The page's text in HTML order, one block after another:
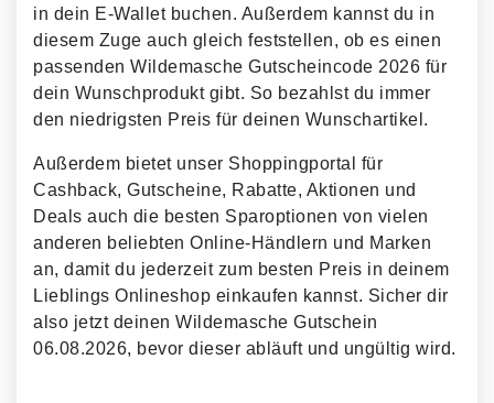
in dein E-Wallet buchen. Außerdem kannst du in
diesem Zuge auch gleich feststellen, ob es einen
passenden Wildemasche Gutscheincode 2026 für
dein Wunschprodukt gibt. So bezahlst du immer
den niedrigsten Preis für deinen Wunschartikel.
Außerdem bietet unser Shoppingportal für
Cashback, Gutscheine, Rabatte, Aktionen und
Deals auch die besten Sparoptionen von vielen
anderen beliebten Online-Händlern und Marken
an, damit du jederzeit zum besten Preis in deinem
Lieblings Onlineshop einkaufen kannst. Sicher dir
also jetzt deinen Wildemasche Gutschein
06.08.2026, bevor dieser abläuft und ungültig wird.